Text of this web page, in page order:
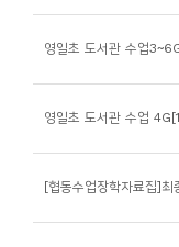
영일초 도서관 수업
영일초 도서관 수업
[협동수업장학자료집]최
진